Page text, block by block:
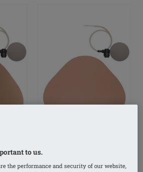
to us.
the performance and security of our website,